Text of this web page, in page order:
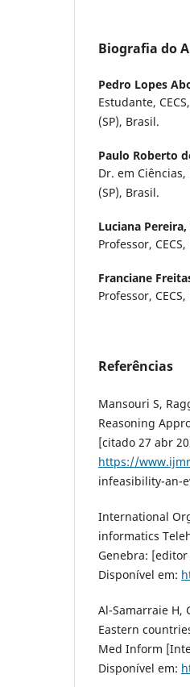
Biografia do
Pedro Lopes
Estudante,
(SP), Brasil.
Paulo Roberto
Dr. em Ciências,
(SP), Brasil.
Luciana Pereira,
Professor,
Franciane
Professor,
Referências
Mansouri S,
Reasoning
[citado 27 abr
https://
infeasibility-an-
International
informatics
Genebra:
Disponível em:
Al-Samarraie H,
Eastern
Med Inform
Disponível em: